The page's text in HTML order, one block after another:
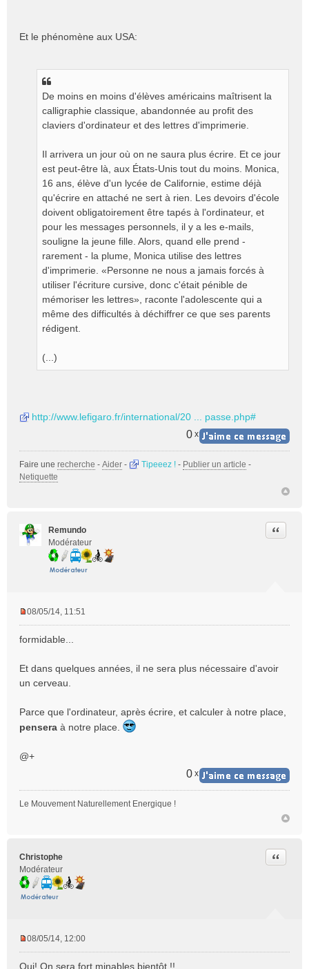
Et le phénomène aux USA:
De moins en moins d'élèves américains maîtrisent la
calligraphie classique, abandonnée au profit des
claviers d'ordinateur et des lettres d'imprimerie.
Il arrivera un jour où on ne saura plus écrire. Et ce jour
est peut-être là, aux États-Unis tout du moins. Monica,
16 ans, élève d'un lycée de Californie, estime déjà
qu'écrire en attaché ne sert à rien. Les devoirs d'école
doivent obligatoirement être tapés à l'ordinateur, et
pour les messages personnels, il y a les e-mails,
souligne la jeune fille. Alors, quand elle prend -
rarement - la plume, Monica utilise des lettres
d'imprimerie. «Personne ne nous a jamais forcés à
utiliser l'écriture cursive, donc c'était pénible de
mémoriser les lettres», raconte l'adolescente qui a
même des difficultés à déchiffrer ce que ses parents
rédigent.
(...)
http://www.lefigaro.fr/international/20 ... passe.php#
0 x
Faire une recherche - Aider - Tipeeez ! - Publier un article -
Netiquette
Remundo
Modérateur
Citer
s
a
g
n
u
08/05/14, 11:51
formidable...
Et dans quelques années, il ne sera plus nécessaire d'avoir
un cerveau.
Parce que l'ordinateur, après écrire, et calculer à notre place,
pensera à notre place.
@+
0 x
Le Mouvement Naturellement Energique !
Christophe
Modérateur
Citer
08/05/14, 12:00
Oui! On sera fort minables bientôt !!